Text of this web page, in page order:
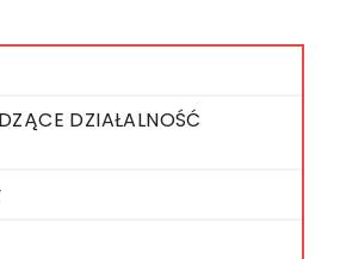
DZIAŁALNOŚĆ